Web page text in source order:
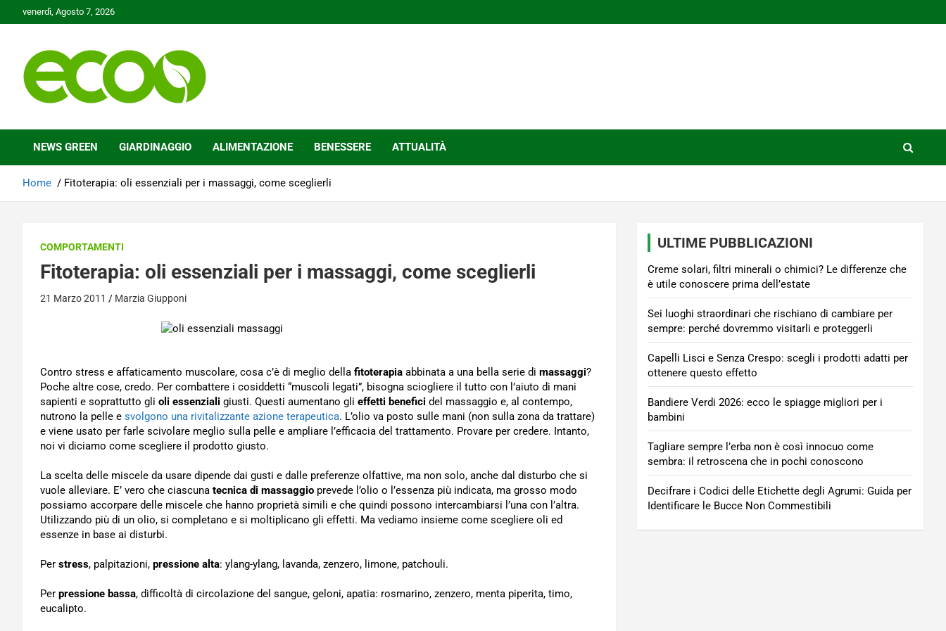
to
venerdì, Agosto 7, 2026
Ecoo.it
NEWS GREEN GIARDINAGGIO ALIMENTAZIONE BENESSERE ATTUALITÀ
Home Fitoterapia: oli essenziali per i massaggi, come sceglierli
COMPORTAMENTI
Fitoterapia: oli essenziali per i massaggi, come sceglierli
21 Marzo 2011 Marzia Giupponi
Contro stress e affaticamento muscolare, cosa c’è di meglio della fitoterapia abbinata a una bella serie di massaggi?
Poche altre cose, credo. Per combattere i cosiddetti “muscoli legati”, bisogna sciogliere il tutto con l’aiuto di mani
sapienti e soprattutto gli oli essenziali giusti. Questi aumentano gli effetti benefici del massaggio e, al contempo,
nutrono la pelle e svolgono una rivitalizzante azione terapeutica. L’olio va posto sulle mani (non sulla zona da trattare)
e viene usato per farle scivolare meglio sulla pelle e ampliare l’efficacia del trattamento. Provare per credere. Intanto,
noi vi diciamo come scegliere il prodotto giusto.
La scelta delle miscele da usare dipende dai gusti e dalle preferenze olfattive, ma non solo, anche dal disturbo che si
vuole alleviare. E’ vero che ciascuna tecnica di massaggio prevede l’olio o l’essenza più indicata, ma grosso modo
possiamo accorpare delle miscele che hanno proprietà simili e che quindi possono intercambiarsi l’una con l’altra.
Utilizzando più di un olio, si completano e si moltiplicano gli effetti. Ma vediamo insieme come scegliere oli ed
essenze in base ai disturbi.
Per stress, palpitazioni, pressione alta: ylang-ylang, lavanda, zenzero, limone, patchouli.
Per pressione bassa, difficoltà di circolazione del sangue, geloni, apatia: rosmarino, zenzero, menta piperita, timo,
eucalipto.
ULTIME PUBBLICAZIONI
Creme solari, filtri minerali o chimici? Le differenze che
è utile conoscere prima dell’estate
Sei luoghi straordinari che rischiano di cambiare per
sempre: perché dovremmo visitarli e proteggerli
Capelli Lisci e Senza Crespo: scegli i prodotti adatti per
ottenere questo effetto
Bandiere Verdi 2026: ecco le spiagge migliori per i
bambini
Tagliare sempre l’erba non è così innocuo come
sembra: il retroscena che in pochi conoscono
Decifrare i Codici delle Etichette degli Agrumi: Guida per
Identificare le Bucce Non Commestibili